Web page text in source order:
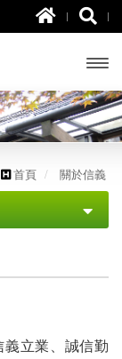
主選
首頁 關於信義
立業、誠信勤